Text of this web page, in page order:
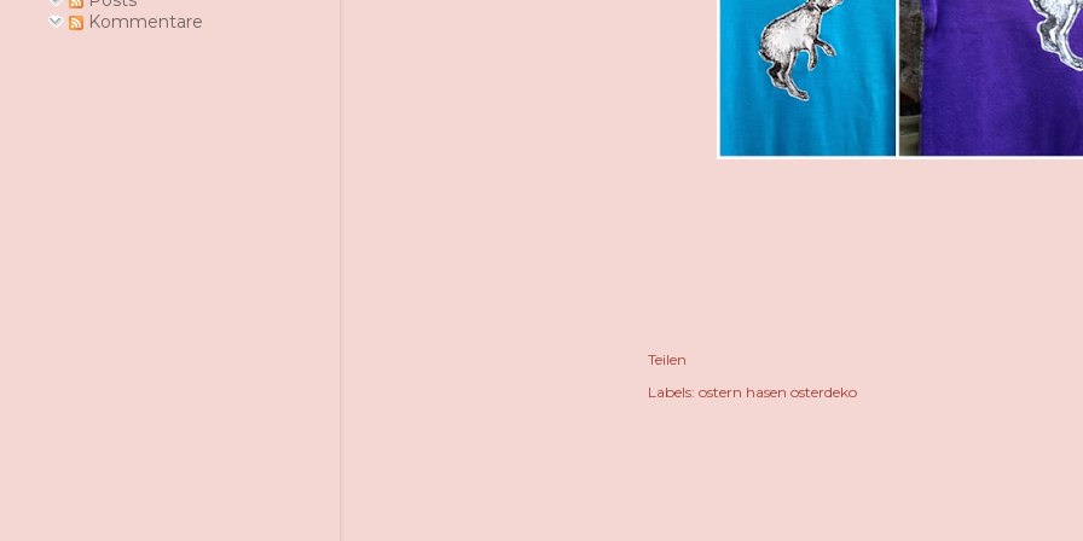
Teilen
Labels: ostern hasen osterdeko
Kommentare